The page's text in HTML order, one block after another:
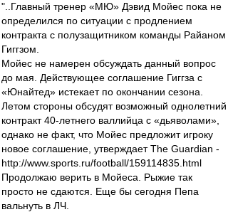
"..Главный тренер «МЮ» Дэвид Мойес пока не
определился по ситуации с продлением
контракта с полузащитником команды Райаном
Гиггзом.
Мойес не намерен обсуждать данный вопрос
до мая. Действующее соглашение Гиггза с
«Юнайтед» истекает по окончании сезона.
Летом стороны обсудят возможный однолетний
контракт 40-летнего валлийца с «дьяволами»,
однако не факт, что Мойес предложит игроку
новое соглашение, утверждает The Guardian -
http://www.sports.ru/football/159114835.html
Продолжаю верить в Мойеса. Рыжие так
просто не сдаются. Еще бы сегодня Пепа
вальнуть в ЛЧ.